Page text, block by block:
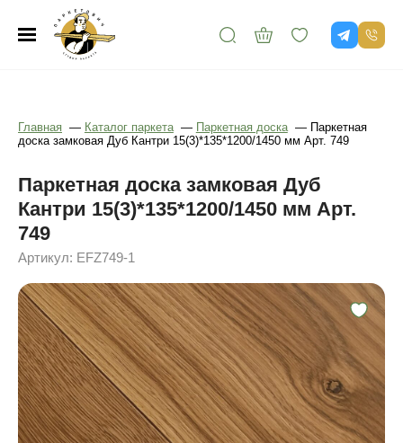
Главная — Каталог паркета — Паркетная доска — Паркетная
доска замковая Дуб Кантри 15(3)*135*1200/1450 мм Арт. 749
Паркетная доска замковая Дуб
Кантри 15(3)*135*1200/1450 мм Арт.
749
Артикул: EFZ749-1